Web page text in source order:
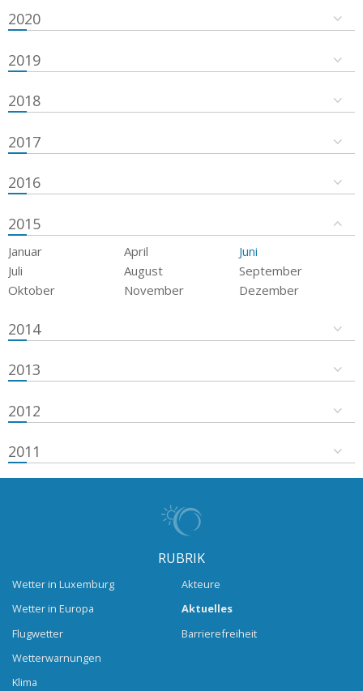
2020
2019
2018
2017
2016
2015
Januar April
Juni
Juli
August
September
Oktober
November Dezember
2014
2013
2012
2011
RUBRIK
Wetter in Luxemburg
Wetter in Europa
Flugwetter
Wetterwarnungen
Klima
Akteure
Aktuelles
Barrierefreiheit